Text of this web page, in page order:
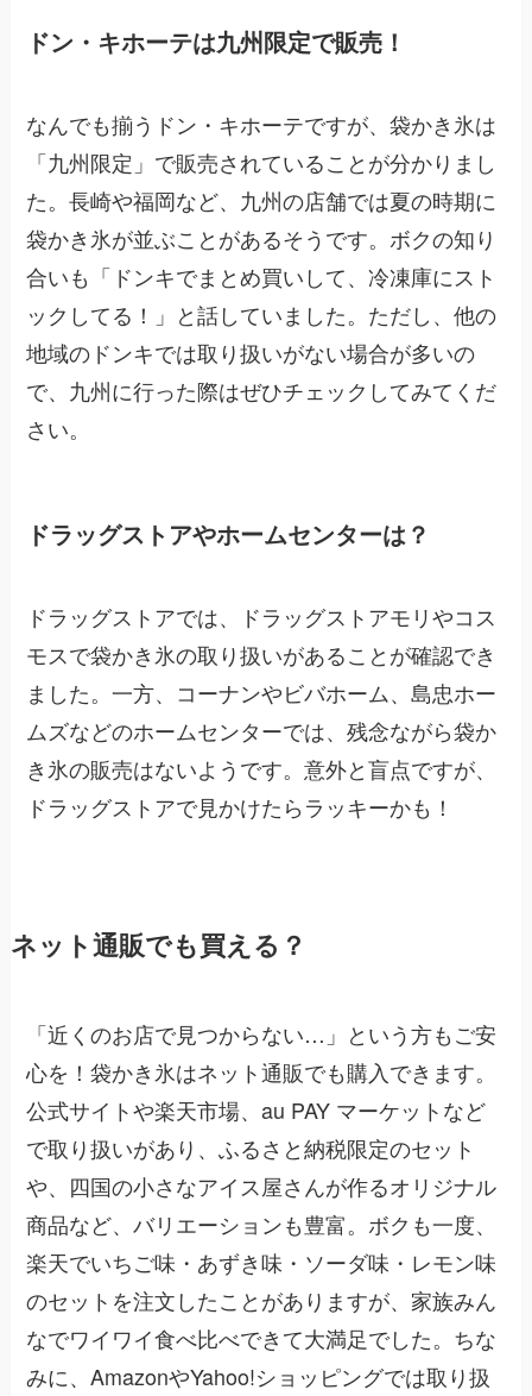
ドン・キホーテは九州限定で販売！
なんでも揃うドン・キホーテですが、袋かき氷は
「九州限定」で販売されていることが分かりまし
た。長崎や福岡など、九州の店舗では夏の時期に
袋かき氷が並ぶことがあるそうです。ボクの知り
合いも「ドンキでまとめ買いして、冷凍庫にスト
ックしてる！」と話していました。ただし、他の
地域のドンキでは取り扱いがない場合が多いの
で、九州に行った際はぜひチェックしてみてくだ
さい。
ドラッグストアやホームセンターは？
ドラッグストアでは、ドラッグストアモリやコス
モスで袋かき氷の取り扱いがあることが確認でき
ました。一方、コーナンやビバホーム、島忠ホー
ムズなどのホームセンターでは、残念ながら袋か
き氷の販売はないようです。意外と盲点ですが、
ドラッグストアで見かけたらラッキーかも！
ネット通販でも買える？
「近くのお店で見つからない…」という方もご安
心を！袋かき氷はネット通販でも購入できます。
公式サイトや楽天市場、au PAY マーケットなど
で取り扱いがあり、ふるさと納税限定のセット
や、四国の小さなアイス屋さんが作るオリジナル
商品など、バリエーションも豊富。ボクも一度、
楽天でいちご味・あずき味・ソーダ味・レモン味
のセットを注文したことがありますが、家族みん
なでワイワイ食べ比べできて大満足でした。ちな
みに、AmazonやYahoo!ショッピングでは取り扱